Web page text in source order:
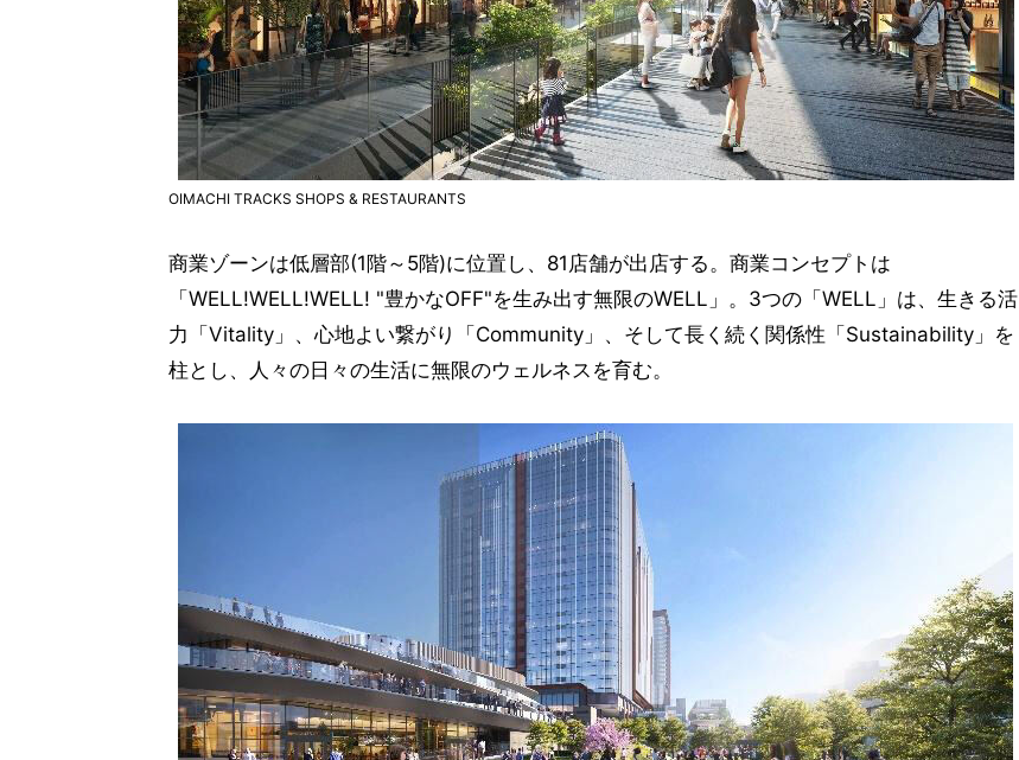
OIMACHI TRACKS SHOPS & RESTAURANTS
商業ゾーンは低層部(1階～5階)に位置し、81店舗が出店する。商業コンセプトは
「WELL!WELL!WELL! "豊かなOFF"を生み出す無限のWELL」。3つの「WELL」は、生きる活
力「Vitality」、心地よい繋がり「Community」、そして長く続く関係性「Sustainability」を
柱とし、人々の日々の生活に無限のウェルネスを育む。